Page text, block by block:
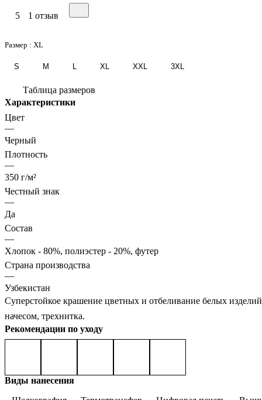
5 1 отзыв
Размер : XL
S M XL XXL 3XL
Таблица размеров
Характеристики
Цвет
—
Черный
Плотность
—
350 г/м²
Честный знак
—
Да
Состав
—
Хлопок - 80%, полиэстер - 20%, футер
Страна производства
—
Узбекистан
Суперстойкое крашение цветных и отбеливание белых
начесом, трехнитка.
Рекомендации по уходу
Виды нанесения